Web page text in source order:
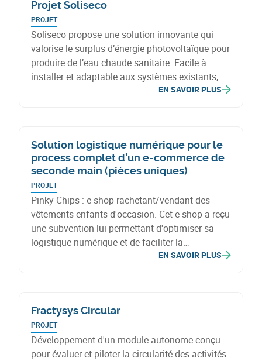
Projet Soliseco
PROJET
Soliseco propose une solution innovante qui
valorise le surplus d’énergie photovoltaïque pour
produire de l’eau chaude sanitaire. Facile à
installer et adaptable aux systèmes existants,
elle améliore l’autoconsommation, réduit les
EN SAVOIR PLUS
Solution logistique numérique pour le
process complet d’un e-commerce de
seconde main (pièces uniques)
PROJET
Pinky Chips : e-shop rachetant/vendant des
vêtements enfants d'occasion. Cet e-shop a reçu
une subvention lui permettant d'optimiser sa
logistique numérique et de faciliter la
communication entre vendeurs, collecteurs et
EN SAVOIR PLUS
Fractysys Circular
PROJET
Développement d'un module autonome conçu
pour évaluer et piloter la circularité des activités